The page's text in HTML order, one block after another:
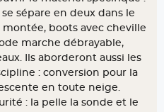
sépare en deux dans le
boots avec cheville
marche débrayable,
Ils aborderont aussi les
: conversion pour la
en toute neige.
: la pelle la sonde et le